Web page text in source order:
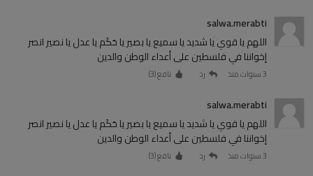
salwa.merabti
اللهم يا قوي يا شديد يا سميع يا بصير يا حَكَم يا عدل يا نصير انصر
إخواننا في فلسطين على أعداء الوطن والدين
3 سنوات منذ رد نافع (3
)
salwa.merabti
اللهم يا قوي يا شديد يا سميع يا بصير يا حَكَم يا عدل يا نصير انصر
إخواننا في فلسطين على أعداء الوطن والدين
3 سنوات منذ رد نافع (3
)